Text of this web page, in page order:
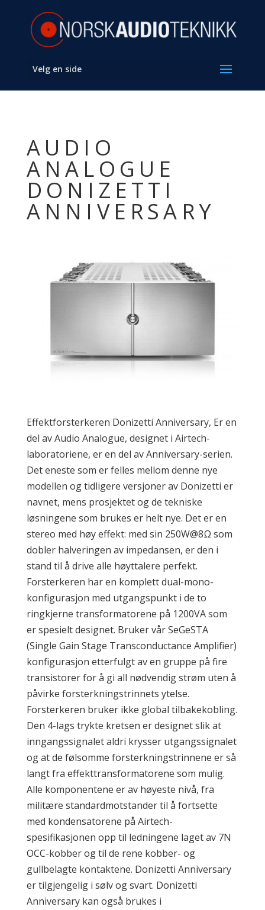
Velg en side
AUDIO
ANALOGUE
DONIZETTI
ANNIVERSARY
Effektforsterkeren Donizetti Anniversary, Er en
del av Audio Analogue, designet i Airtech-
laboratoriene, er en del av Anniversary-serien.
Det eneste som er felles mellom denne nye
modellen og tidligere versjoner av Donizetti er
navnet, mens prosjektet og de tekniske
løsningene som brukes er helt nye. Det er en
stereo med høy effekt: med sin 250W@8Ω som
dobler halveringen av impedansen, er den i
stand til å drive alle høyttalere perfekt.
Forsterkeren har en komplett dual-mono-
konfigurasjon med utgangspunkt i de to
ringkjerne transformatorene på 1200VA som
er spesielt designet. Bruker vår SeGeSTA
(Single Gain Stage Transconductance Amplifier)
​​konfigurasjon etterfulgt av en gruppe på fire
transistorer for å gi all nødvendig strøm uten å
påvirke forsterkningstrinnets ytelse.
Forsterkeren bruker ikke global tilbakekobling.
Den 4-lags trykte kretsen er designet slik at
inngangssignalet aldri krysser utgangssignalet
og at de følsomme forsterkningstrinnene er så
langt fra effekttransformatorene som mulig.
Alle komponentene er av høyeste nivå, fra
militære standardmotstander til å fortsette
med kondensatorene på Airtech-
spesifikasjonen opp til ledningene laget av 7N
OCC-kobber og til de rene kobber- og
gullbelagte kontaktene. Donizetti Anniversary
er tilgjengelig i sølv og svart. Donizetti
Anniversary kan også brukes i